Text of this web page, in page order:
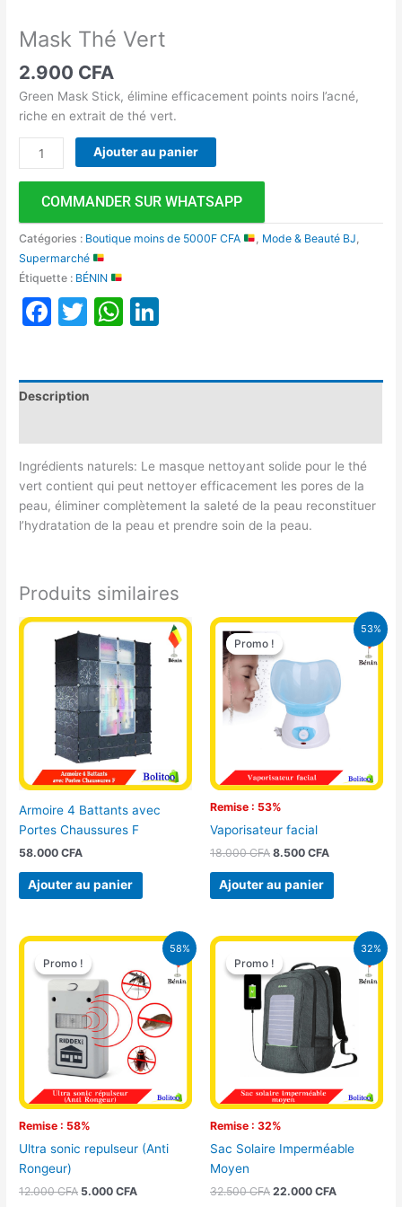
Mask Thé Vert
2.900 CFA
Green Mask Stick, élimine efficacement points noirs l’acné,
riche en extrait de thé vert.
Ajouter au panier
COMMANDER SUR WHATSAPP
Catégories : Boutique moins de 5000F CFA , Mode & Beauté BJ,
Supermarché
Étiquette : BÉNIN
Facebook
TwitterWhatsApp
Description
Ingrédients naturels: Le masque nettoyant solide pour le thé
vert contient qui peut nettoyer efficacement les pores de la
peau, éliminer complètement la saleté de la peau reconstituer
l’hydratation de la peau et prendre soin de la peau.
Produits similaires
Armoire 4 Battants avec
Portes Chaussures F
58.000CFA
Ajouter au panier
53%
Promo !
Remise : 53%
Promo !
Vaporisateur facial
18.000CFA
Le
prix
initial
était :
8.500 CFA
Le
est :
8.500 CFA.
Ajouter au panier
58%
Promo !
Remise : 58%
Promo !
Ultra sonic repulseur (Anti
Rongeur)
12.000CFA
Le
prix
initial
était :
12.000 CFA.
5.000CFA
Le
actuel
est :
5.000 CFA.
32%
Promo !
Remise : 32%
Promo !
Sac Solaire Imperméable
Moyen
32.500CFA
Le
prix
initial
était :
32.500 CFA.
22.000 CFA
Le
prix
actuel
est :